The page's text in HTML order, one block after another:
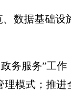
数据基础
务服务”工作
理模式；推进